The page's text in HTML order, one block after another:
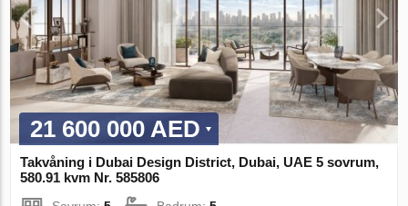
21 600 000 AED
Takvåning i Dubai Design District, Dubai, UAE 5 sovrum,
580.91 kvm Nr. 585806